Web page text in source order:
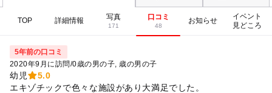
TOP 詳細情報 写真
171
口コミ
48
お知らせ
イベント
見どころ
5年前の口コミ
2020年9月に訪問/0歳の男の子 歳の男の子
幼児
5.0
エキゾチックで色々な施設があり大満足でした。